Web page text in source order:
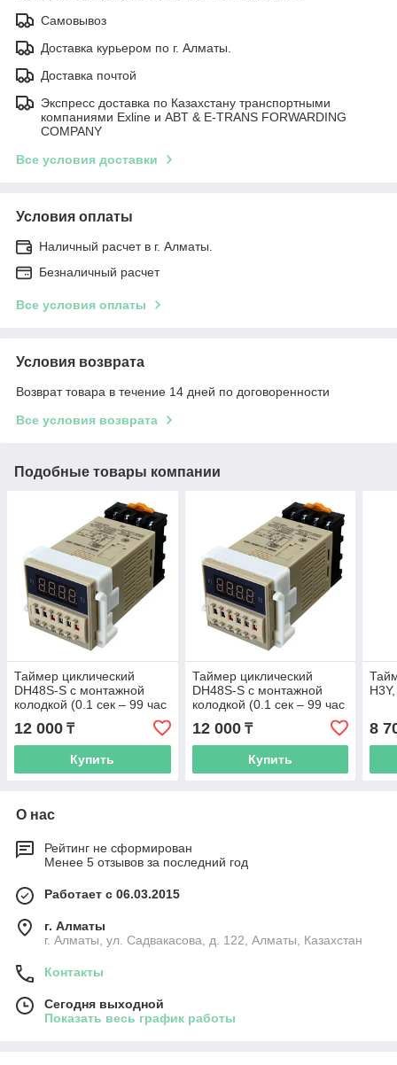
Самовывоз
Доставка курьером по г. Алматы.
Доставка почтой
Экспресс доставка по Казахстану транспортными
компаниями Exline и ABT & E-TRANS FORWARDING
COMPANY
Все условия доставки
Условия оплаты
Наличный расчет в г. Алматы.
Безналичный расчет
Все условия оплаты
Условия возврата
Возврат товара в течение 14 дней по договоренности
Все условия возврата
Подобные товары компании
Таймер циклический
DH48S-S с монтажной
колодкой (0.1 сек – 99 час
12 000 ₸
Купить
Таймер циклический
DH48S-S с монтажной
колодкой (0.1 сек – 99 час
12 000₸
Купить
8
О нас
Рейтинг не сформирован
Менее 5 отзывов за последний год
Работает с 06.03.2015
г. Алматы
г. Алматы, ул. Садвакасова, д. 122, Алматы, Казахстан
Контакты
Сегодня выходной
Показать весь график работы